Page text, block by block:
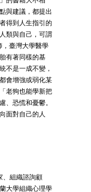
與建議，都提出
得到人生指引的
類與自己，可謂
臺灣大學醫學
有著同樣的基
不是一成不變，
會增強或弱化某
老狗也能學新把
、恐慌和憂鬱。
面對自己的人
、組織諮詢顧
大學組織心理學